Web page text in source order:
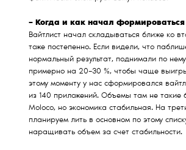
– Когда и как начал формироваться
Вайтлист начал складываться ближе ко
тоже постепенно. Если видели, что
нормальный результат, поднимали по
примерно на 20–30 %, чтобы чаще
этому моменту у нас сформировался
из 140 приложений. Объемы там не такие
Moloco, но экономика стабильная. На
планируем лить в основном по этому
наращивать объем за счет стабильности.